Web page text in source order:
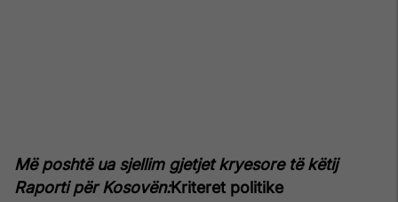
Më poshtë ua sjellim gjetjet kryesore të këtij
Raporti për Kosovën:Kriteret politike